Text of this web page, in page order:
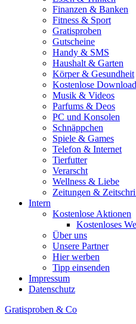
Finanzen & Banken
Fitness & Sport
Gratisproben
Gutscheine
Handy & SMS
Haushalt & Garten
Körper & Gesundheit
Kostenlose
Musik & Videos
Parfums & Deos
PC und Konsolen
Schnäppchen
Spiele & Games
Telefon & Internet
Tierfutter
Verarscht
Wellness & Liebe
Zeitungen &
Intern
Kostenlose Aktionen
Kostenloses
Über uns
Unsere Partner
Hier werben
Tipp einsenden
Impressum
Datenschutz
Gratisproben & Co